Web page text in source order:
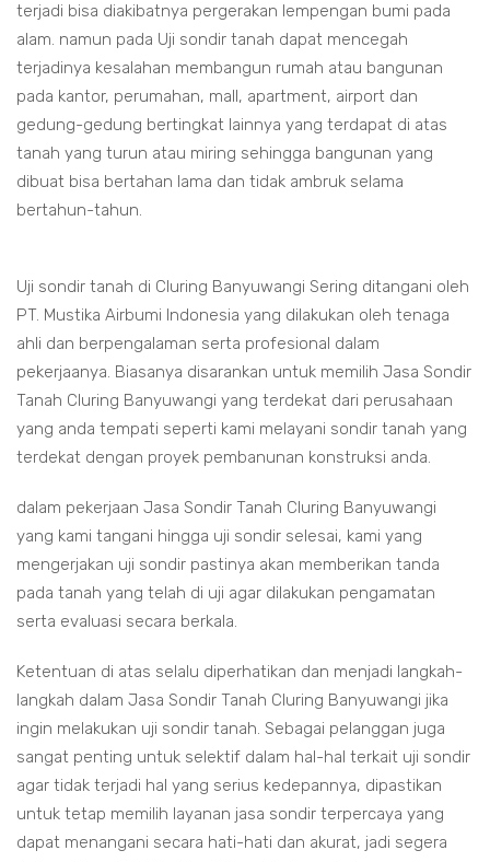
terjadi bisa diakibatnya pergerakan lempengan bumi pada
alam. namun pada Uji sondir tanah dapat mencegah
terjadinya kesalahan membangun rumah atau bangunan
pada kantor, perumahan, mall, apartment, airport dan
gedung-gedung bertingkat lainnya yang terdapat di atas
tanah yang turun atau miring sehingga bangunan yang
dibuat bisa bertahan lama dan tidak ambruk selama
bertahun-tahun.
Uji sondir tanah di Cluring Banyuwangi Sering ditangani oleh
PT. Mustika Airbumi Indonesia yang dilakukan oleh tenaga
ahli dan berpengalaman serta profesional dalam
pekerjaanya. Biasanya disarankan untuk memilih Jasa Sondir
Tanah Cluring Banyuwangi yang terdekat dari perusahaan
yang anda tempati seperti kami melayani sondir tanah yang
terdekat dengan proyek pembanunan konstruksi anda.
dalam pekerjaan Jasa Sondir Tanah Cluring Banyuwangi
yang kami tangani hingga uji sondir selesai, kami yang
mengerjakan uji sondir pastinya akan memberikan tanda
pada tanah yang telah di uji agar dilakukan pengamatan
serta evaluasi secara berkala.
Ketentuan di atas selalu diperhatikan dan menjadi langkah-
langkah dalam Jasa Sondir Tanah Cluring Banyuwangi jika
ingin melakukan uji sondir tanah. Sebagai pelanggan juga
sangat penting untuk selektif dalam hal-hal terkait uji sondir
agar tidak terjadi hal yang serius kedepannya, dipastikan
untuk tetap memilih layanan jasa sondir terpercaya yang
dapat menangani secara hati-hati dan akurat, jadi segera